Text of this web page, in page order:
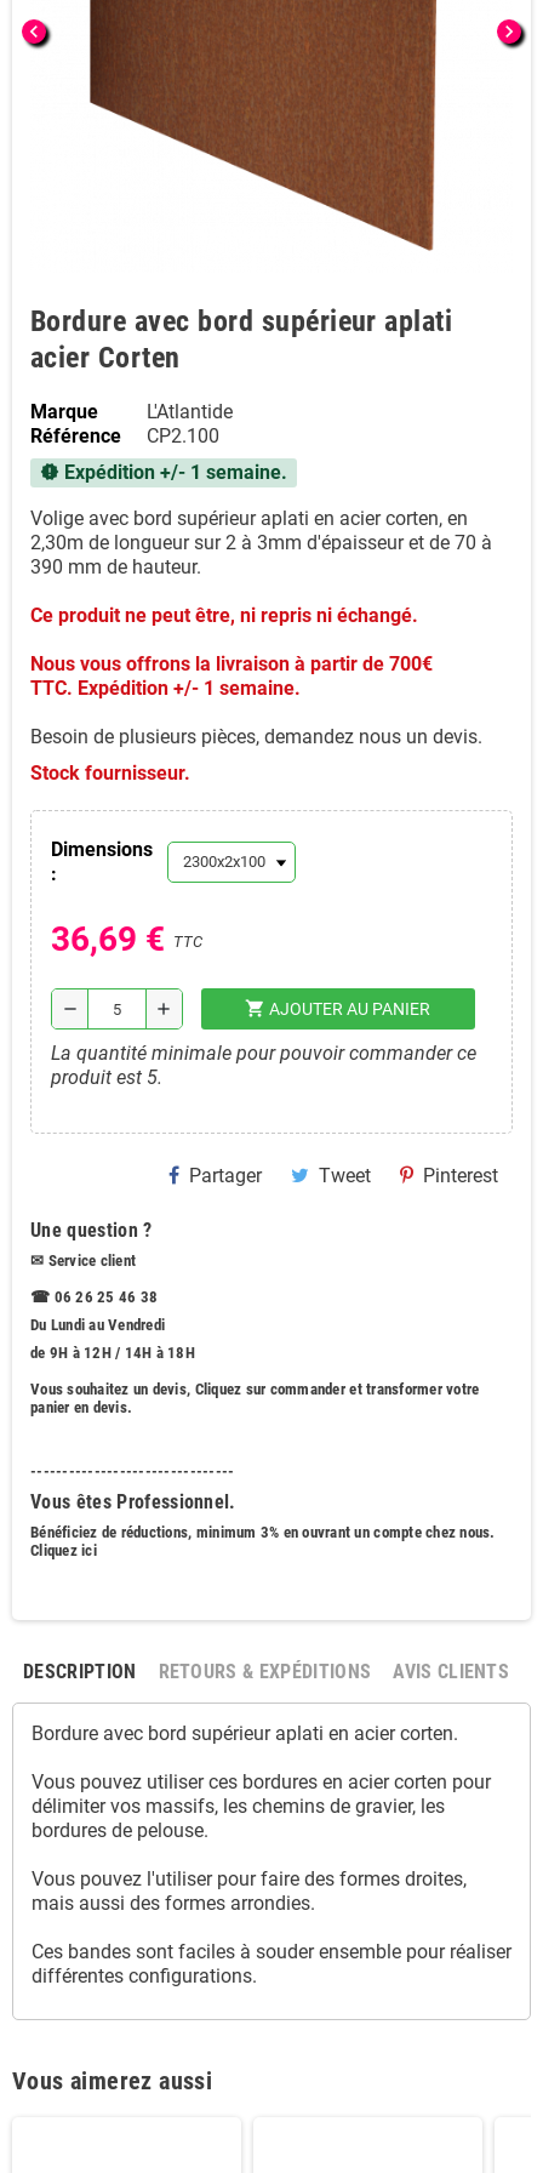
chevron_left chevron_right
Bordure avec bord supérieur aplati
acier Corten
Marque
L'Atlantide
Référence
CP2.100
new_releases Expédition +/- 1 semaine.
Volige avec bord supérieur aplati en acier corten, en
2,30m de longueur sur 2 à 3mm d'épaisseur et de 70 à
390 mm de hauteur.
Ce produit ne peut être, ni repris ni échangé.
Nous vous offrons la livraison à partir de 700€
TTC. Expédition +/- 1 semaine.
Besoin de plusieurs pièces, demandez nous un devis.
Stock fournisseur.
Dimensions
:
36,69 € TTC
remove add shopping_cart AJOUTER AU PANIER
La quantité minimale pour pouvoir commander ce
produit est 5.
Partager Tweet Pinterest
Une question ?
✉ Service client
☎ 06 26 25 46 38
Du Lundi au Vendredi
de 9H à 12H / 14H à 18H
Vous souhaitez un devis, Cliquez sur commander et transformer votre
panier en devis.
--------------------------------
Vous êtes Professionnel.
Bénéficiez de réductions, minimum 3% en ouvrant un compte chez nous.
Cliquez ici
DESCRIPTION RETOURS & EXPÉDITIONS AVIS CLIENTS
Bordure avec bord supérieur aplati en acier corten.
Vous pouvez utiliser ces bordures en acier corten pour
délimiter vos massifs, les chemins de gravier, les
bordures de pelouse.
Vous pouvez l'utiliser pour faire des formes droites,
mais aussi des formes arrondies.
Ces bandes sont faciles à souder ensemble pour réaliser
différentes configurations.
Vous aimerez aussi